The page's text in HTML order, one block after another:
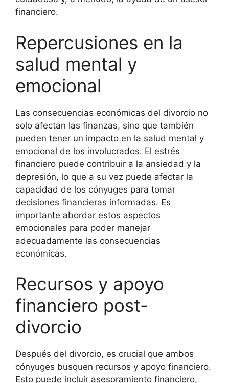
financiero.
Repercusiones en la
salud mental y
emocional
Las consecuencias económicas del divorcio no
solo afectan las finanzas, sino que también
pueden tener un impacto en la salud mental y
emocional de los involucrados. El estrés
financiero puede contribuir a la ansiedad y la
depresión, lo que a su vez puede afectar la
capacidad de los cónyuges para tomar
decisiones financieras informadas. Es
importante abordar estos aspectos
emocionales para poder manejar
adecuadamente las consecuencias
económicas.
Recursos y apoyo
financiero post-
divorcio
Después del divorcio, es crucial que ambos
cónyuges busquen recursos y apoyo financiero.
Esto puede incluir asesoramiento financiero,